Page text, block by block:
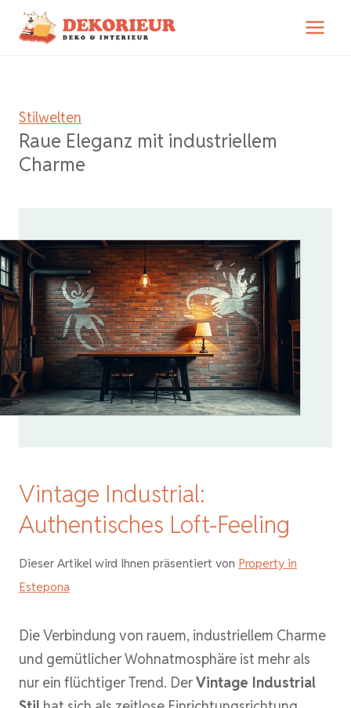
Zum
Inhalt
Stilwelten
Raue Eleganz mit industriellem
Charme
Vintage Industrial:
Authentisches Loft-Feeling
Dieser Artikel wird Ihnen präsentiert von Property in
Estepona
Die Verbindung von rauem, industriellem Charme
und gemütlicher Wohnatmosphäre ist mehr als
nur ein flüchtiger Trend. DerVintage Industrial